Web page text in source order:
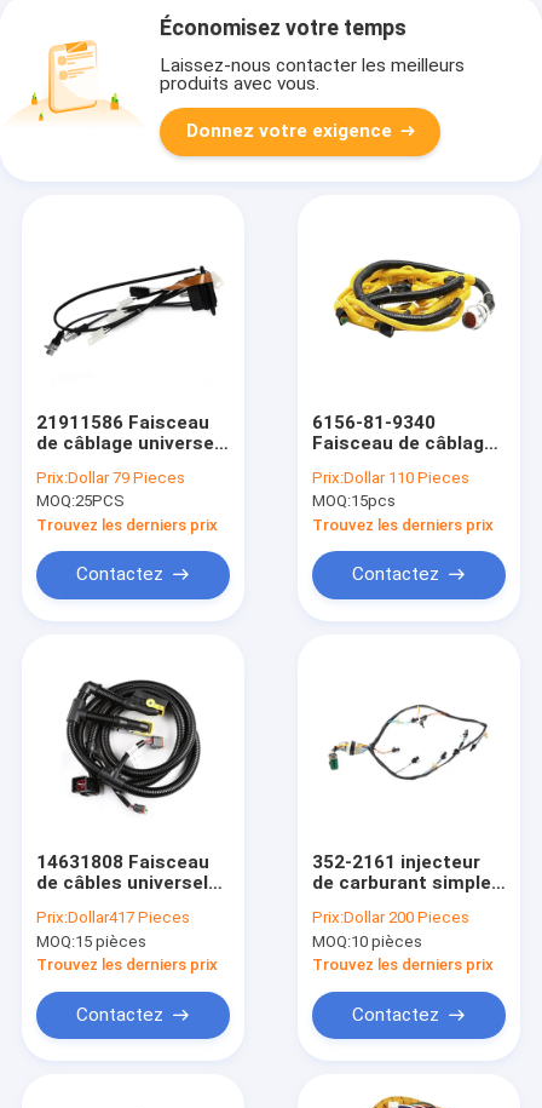
Économisez votre temps
Laissez-nous contacter les meilleurs
produits avec vous.
Donnez votre exigence
21911586 Faisceau
de câblage universel
câbles de
transmission
Prix:Dollar 79 Pieces
MOQ:25PCS
Trouvez les derniers prix
Contactez
6156-81-9340
Faisceau de câblage
moteur de pelle
Prix:Dollar 110 Pieces
MOQ:15pcs
Trouvez les derniers prix
Contactez
14631808 Faisceau
de câbles universel
Prix:Dollar417 Pieces
MOQ:15 pièces
Trouvez les derniers prix
Contactez
352-2161 injecteur
de carburant simple
universel de moteur
de CAT C15
Prix:Dollar 200 Pieces
MOQ:10 pièces
Trouvez les derniers prix
Contactez